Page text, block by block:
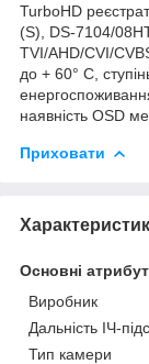
TurboHD
(S), DS-7104/
TVI/AHD/CVI/
до + 60° C,
наявність OSD
Приховати
Основні
Виробник
Дальність ІЧ-
Тип камери